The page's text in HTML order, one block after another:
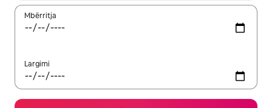
Mbërritja
Largimi